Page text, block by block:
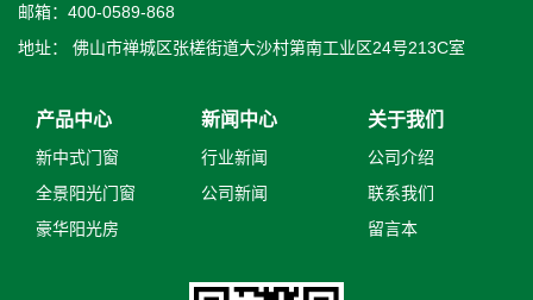
邮箱：400-0589-868
地址： 佛山市禅城区张槎街道大沙村第南工业区24号213C室
产品中心
新中式门窗
全景阳光门窗
豪华阳光房
新闻中心
行业新闻
公司新闻
关于我们
公司介绍
联系我们
留言本